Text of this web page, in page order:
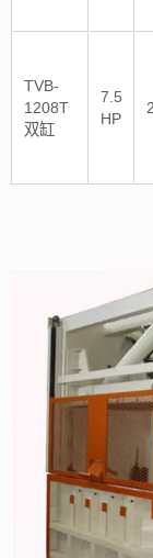
TVB-
1208T
双缸
7.5
HP